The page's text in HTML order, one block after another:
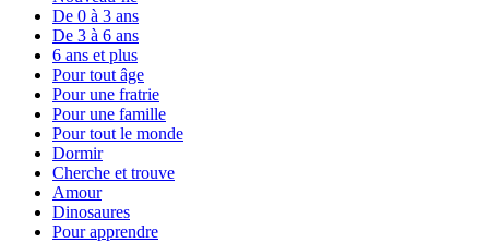
De 0 à 3 ans
De 3 à 6 ans
6 ans et plus
Pour tout âge
Pour une fratrie
Pour une famille
Pour tout le monde
Dormir
Cherche et trouve
Amour
Dinosaures
Pour apprendre